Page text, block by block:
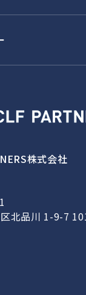
株式会社
北品川 1-9-7